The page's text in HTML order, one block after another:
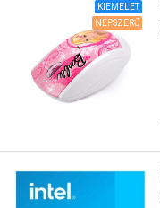
KIEMELET
NÉPSZERŰ